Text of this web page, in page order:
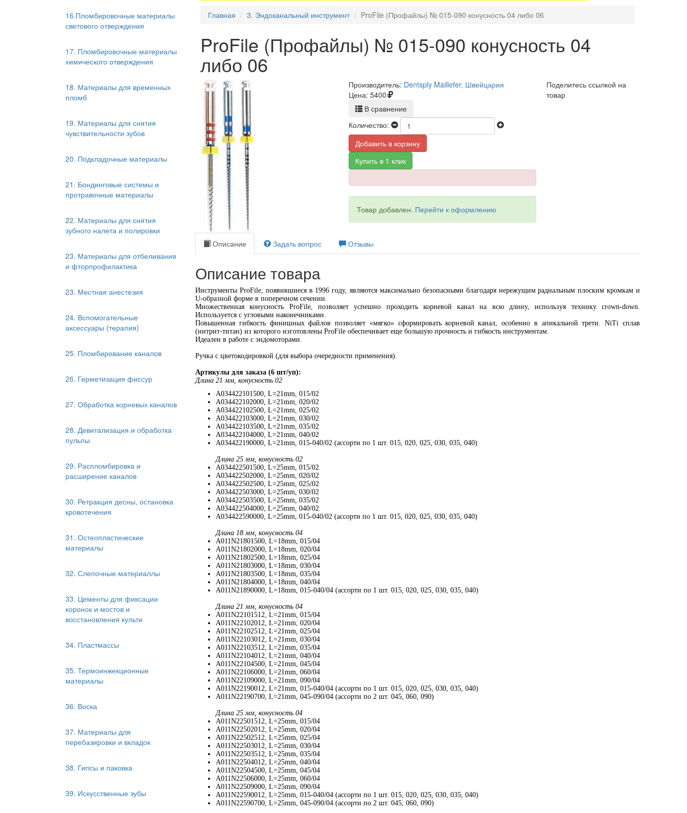
16.Пломбировочные материалы
светового отверждения
17. Пломбировочные материалы
химического отверждения
18. Материалы для временных
пломб
19. Материалы для снятия
чувствительности зубов
20. Подкладочные материалы
21. Бондинговые системы и
протравочные материалы
22. Материалы для снятия
зубного налета и полировки
23. Материалы для отбеливания
и фторпрофилактика
23. Местная анестезия
24. Вспомогательные
аксессуары (терапия)
25. Пломбирование каналов
26. Герметизация фиссур
27. Обработка корневых каналов
28. Девитализация и обработка
пульпы
29. Распломбировка и
расширение каналов
30. Ретракция десны, остановка
кровотечения
31. Остеопластические
материалы
32. Слепочные материаллы
33. Цементы для фиксации
коронок и мостов и
восстановления культи
34. Пластмассы
35. Термоинжекционные
материалы
36. Воска
37. Материалы для
перебазировки и вкладок
38. Гипсы и паковка
39. Искусственные зубы
Главная 3. Эндоканальный инструмент ProFile (Профайлы) № 015-090 конусность 04 либо 06
ProFile (Профайлы) № 015-090 конусность 04
либо 06
Производитель: Dentsply Maillefer, Швейцария
Цена: 5400
В сравнение
Количество:
Добавить в корзину
Купить в 1 клик
Товар добавлен. Перейти к оформлению
Поделитесь ссылкой на
товар
Описание Задать вопрос Отзывы
Описание товара
Инструменты ProFile, появившиеся в 1996 году, являются максимально безопасными благодаря нережущим радиальным плоским кромкам и
U-образной форме в поперечном сечении.
Множественная конусность ProFile, позволяет успешно проходить корневой канал на всю длину, используя технику crown-down.
Используется с угловыми наконечниками.
Повышенная гибкость финишных файлов позволяет «мягко» сформировать корневой канал, особенно в апикальной трети. NiTi сплав
(нитрит-титан) из которого изготовлены ProFile обеспечивает еще большую прочность и гибкость инструментам.
Идеален в работе с эндомоторами.
Ручка с цветокодировкой (для выбора очередности применения).
Артикулы для заказа (6 шт/уп):
Длина 21 мм, конусность 02
A034422101500, L=21mm, 015/02
A034422102000, L=21mm, 020/02
A034422102500, L=21mm, 025/02
A034422103000, L=21mm, 030/02
A034422103500, L=21mm, 035/02
A034422104000, L=21mm, 040/02
A034422190000, L=21mm, 015-040/02 (ассорти по 1 шт. 015, 020, 025, 030, 035, 040)
Длина 25 мм, конусность 02
A034422501500, L=25mm, 015/02
A034422502000, L=25mm, 020/02
A034422502500, L=25mm, 025/02
A034422503000, L=25mm, 030/02
A034422503500, L=25mm, 035/02
A034422504000, L=25mm, 040/02
A034422590000, L=25mm, 015-040/02 (ассорти по 1 шт. 015, 020, 025, 030, 035, 040)
Длина 18 мм, конусность 04
A011N21801500, L=18mm, 015/04
A011N21802000, L=18mm, 020/04
A011N21802500, L=18mm, 025/04
A011N21803000, L=18mm, 030/04
A011N21803500, L=18mm, 035/04
A011N21804000, L=18mm, 040/04
A011N21890000, L=18mm, 015-040/04 (ассорти по 1 шт. 015, 020, 025, 030, 035, 040)
Длина 21 мм, конусность 04
A011N22101512, L=21mm, 015/04
A011N22102012, L=21mm, 020/04
A011N22102512, L=21mm, 025/04
A011N22103012, L=21mm, 030/04
A011N22103512, L=21mm, 035/04
A011N22104012, L=21mm, 040/04
A011N22104500, L=21mm, 045/04
A011N22106000, L=21mm, 060/04
A011N22109000, L=21mm, 090/04
A011N22190012, L=21mm, 015-040/04 (ассорти по 1 шт. 015, 020, 025, 030, 035, 040)
A011N22190700, L=21mm, 045-090/04 (ассорти по 2 шт. 045, 060, 090)
Длина 25 мм, конусность 04
A011N22501512, L=25mm, 015/04
A011N22502012, L=25mm, 020/04
A011N22502512, L=25mm, 025/04
A011N22503012, L=25mm, 030/04
A011N22503512, L=25mm, 035/04
A011N22504012, L=25mm, 040/04
A011N22504500, L=25mm, 045/04
A011N22506000, L=25mm, 060/04
A011N22509000, L=25mm, 090/04
A011N22590012, L=25mm, 015-040/04 (ассорти по 1 шт. 015, 020, 025, 030, 035, 040)
A011N22590700, L=25mm, 045-090/04 (ассорти по 2 шт. 045, 060, 090)